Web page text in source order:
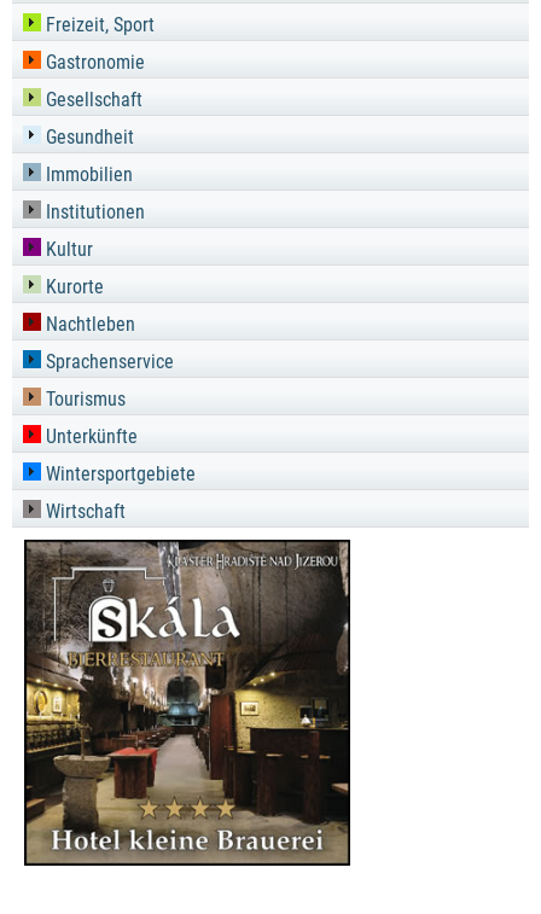
Freizeit, Sport
Gastronomie
Gesellschaft
Gesundheit
Immobilien
Institutionen
Kultur
Kurorte
Nachtleben
Sprachenservice
Tourismus
Unterkünfte
Wintersportgebiete
Wirtschaft